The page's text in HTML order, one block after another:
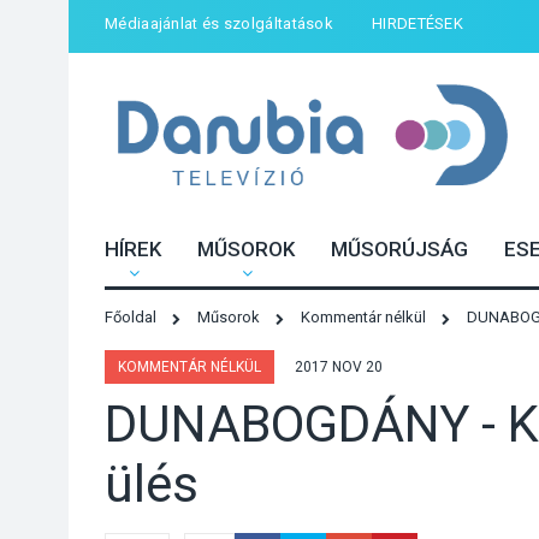
Médiaajánlat és szolgáltatások HIRDETÉSEK
HÍREK MŰSOROK MŰSORÚJSÁG
Főoldal Műsorok Kommentár nélkül
KOMMENTÁR NÉLKÜL 2017 NOV 20
DUNABOGDÁNY
ülés